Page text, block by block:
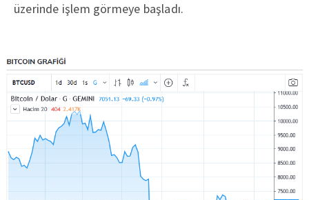
üzerinde işlem görmeye başladı.